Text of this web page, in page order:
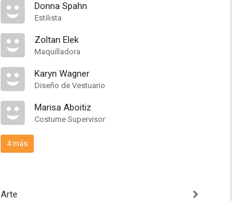
Donna Spahn
Estilista
Zoltan Elek
Maquilladora
Karyn Wagner
Diseño de Vestuario
Marisa Aboitiz
Costume Supervisor
4 más
Arte